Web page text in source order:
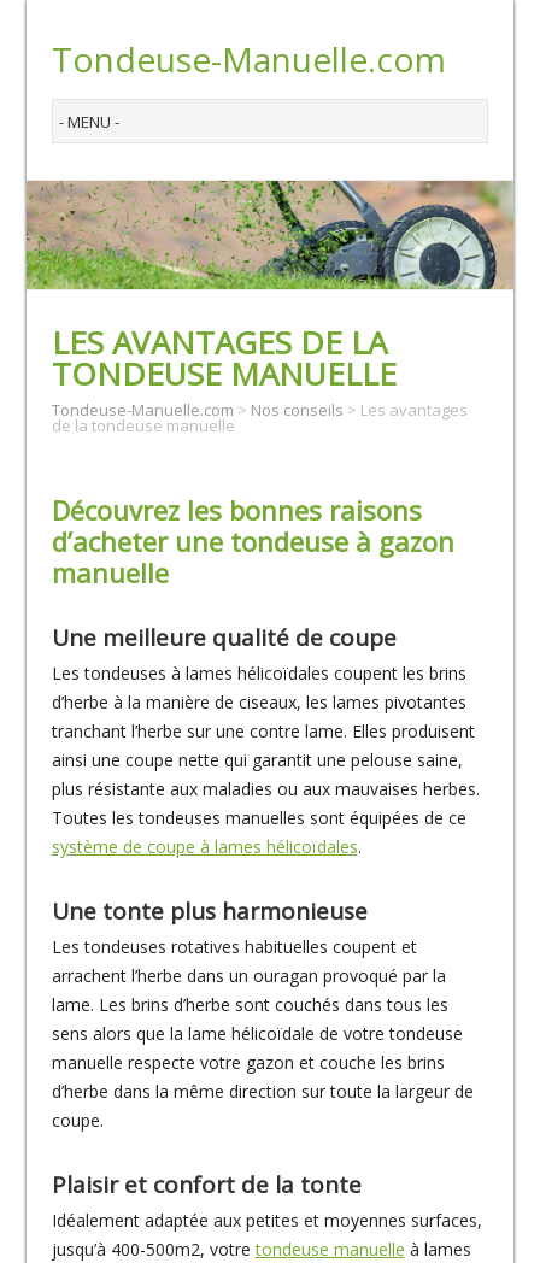
Tondeuse-Manuelle.com
LES AVANTAGES DE LA
TONDEUSE MANUELLE
Tondeuse-Manuelle.com > Nos conseils > Les avantages
de la tondeuse manuelle
Découvrez les bonnes raisons
d’acheter une tondeuse à gazon
manuelle
Une meilleure qualité de coupe
Les tondeuses à lames hélicoïdales coupent les brins
d’herbe à la manière de ciseaux, les lames pivotantes
tranchant l’herbe sur une contre lame. Elles produisent
ainsi une coupe nette qui garantit une pelouse saine,
plus résistante aux maladies ou aux mauvaises herbes.
Toutes les tondeuses manuelles sont équipées de ce
système de coupe à lames hélicoïdales.
Une tonte plus harmonieuse
Les tondeuses rotatives habituelles coupent et
arrachent l’herbe dans un ouragan provoqué par la
lame. Les brins d’herbe sont couchés dans tous les
sens alors que la lame hélicoïdale de votre tondeuse
manuelle respecte votre gazon et couche les brins
d’herbe dans la même direction sur toute la largeur de
coupe.
Plaisir et confort de la tonte
Idéalement adaptée aux petites et moyennes surfaces,
jusqu’à 400-500m2, votretondeuse manuelle à lames